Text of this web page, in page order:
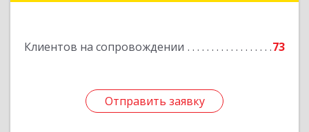
Клиентов на сопровождении 73
Отправить заявку
Отправить заявку